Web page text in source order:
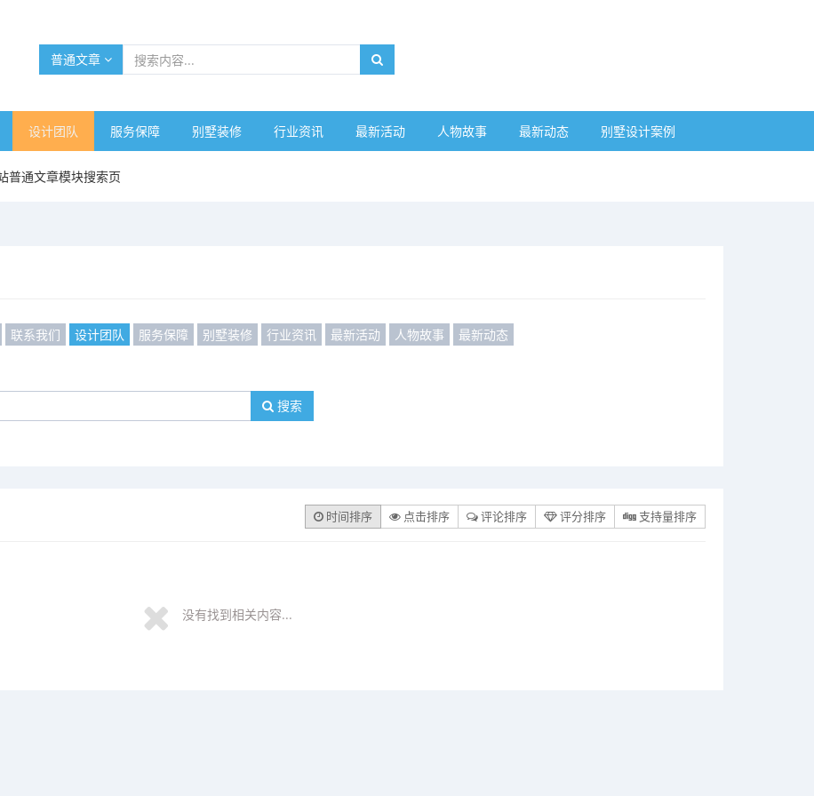
普通文章
设计团队 服务保障 别墅装修 行业资讯 最新活动 人物故事 最新动态 别墅设计案例
普通文章模块搜索页
联系我们 设计团队 服务保障 别墅装修 行业资讯 最新活动 人物故事
最新动态
搜索
时间排序 点击排序 评论排序 评分排序 支持量排序
没有找到相关内容...